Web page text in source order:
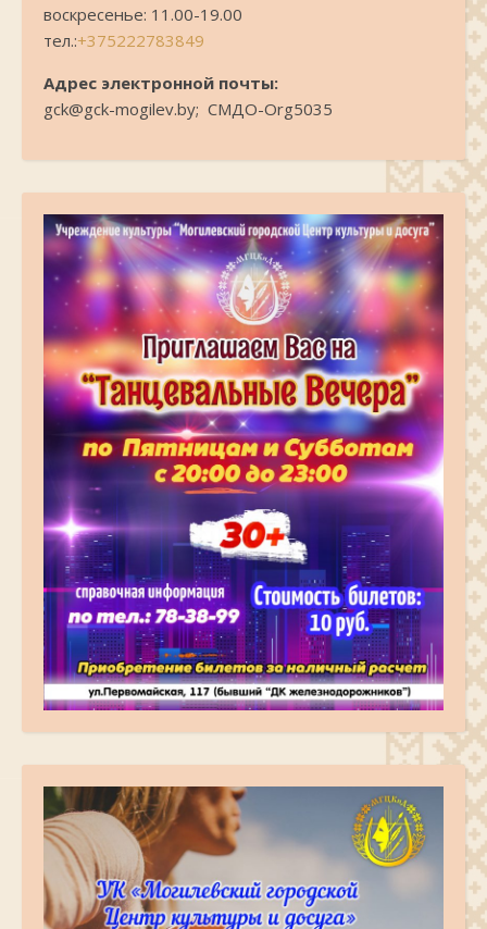
воскресенье: 11.00-19.00
тел.:+375222783849
Адрес электронной почты:
gck@gck-mogilev.by; СМДО-Org5035